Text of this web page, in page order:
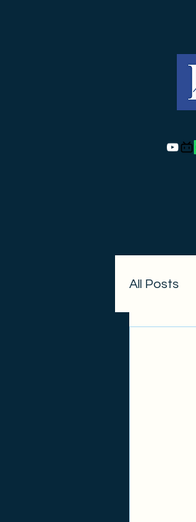
All Posts
政策